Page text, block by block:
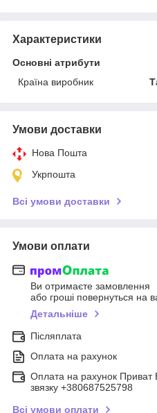
Характеристики
Основні атрибути
Країна виробник
Умови доставки
Нова Пошта
Укрпошта
Всі умови доставки
Умови оплати
Ви отримаєте замовлення
або гроші повернуться на
Детальніше
Післяплата
Оплата на рахунок
Оплата на рахунок Приват
звязку +380687525798
Всі умови оплати